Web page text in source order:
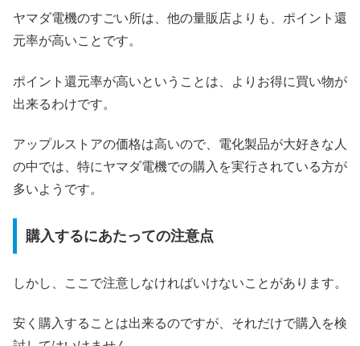
ヤマダ電機のすごい所は、他の量販店よりも、ポイント還
元率が高いことです。
ポイント還元率が高いということは、よりお得に買い物が
出来るわけです。
アップルストアの価格は高いので、電化製品が大好きな人
の中では、特にヤマダ電機での購入を実行されている方が
多いようです。
購入するにあたっての注意点
しかし、ここで注意しなければいけないことがあります。
安く購入することは出来るのですが、それだけで購入を検